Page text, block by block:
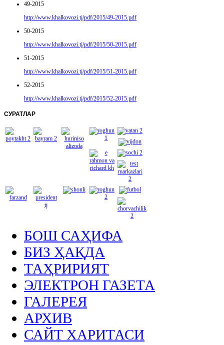
49-2015
http://www.khalkovozi.tj/pdf/2015/49-2015.pdf
50-2015
http://www.khalkovozi.tj/pdf/2015/50-2015.pdf
51-2015
http://www.khalkovozi.tj/pdf/2015/51-2015.pdf
52-2015
http://www.khalkovozi.tj/pdf/2015/52-2015.pdf
СУРАТЛАР
БОШ САҲИФА
БИЗ ҲАҚДА
ТАҲРИРИЯТ
ЭЛЕКТРОН ГАЗЕТА
ГАЛЕРЕЯ
АРХИВ
САЙТ ХАРИТАСИ